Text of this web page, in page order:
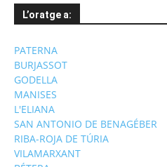
L’oratge a:
PATERNA
BURJASSOT
GODELLA
MANISES
L'ELIANA
SAN ANTONIO DE BENAGÉBER
RIBA-ROJA DE TÚRIA
VILAMARXANT